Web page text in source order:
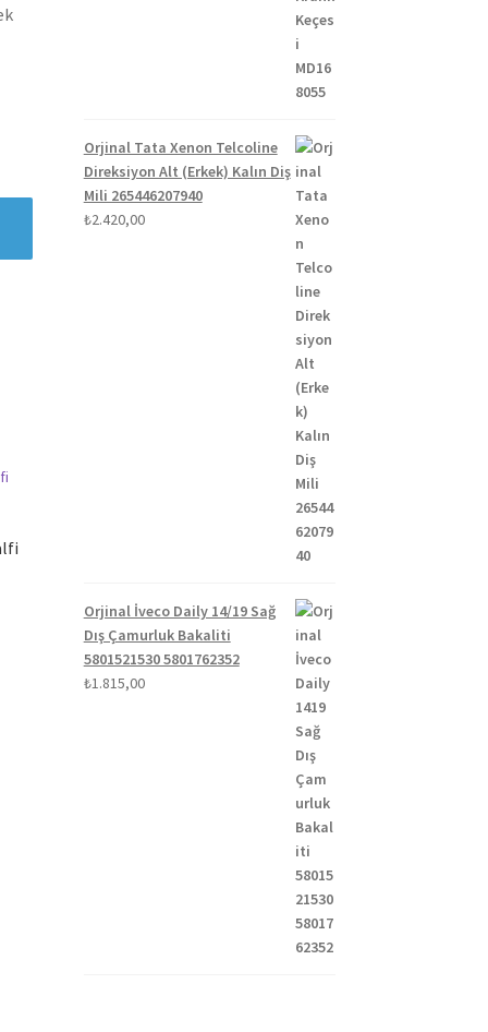
Orjinal Tata Xenon Telcoline
Direksiyon Alt (Erkek) Kalın Diş
Mili 265446207940
₺2.420,00
Orjinal İveco Daily 14/19 Sağ
Dış Çamurluk Bakaliti
5801521530 5801762352
₺1.815,00